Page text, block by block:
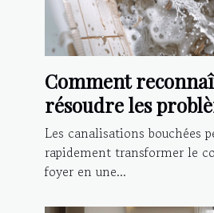
Comment
résoudre les
canalisations
Les canalisations bouchées
rapidement transformer le
foyer en une...